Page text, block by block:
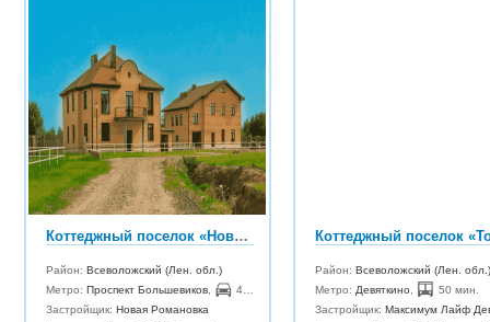
Коттеджный поселок «Новая Романовка»
Район:Всеволожский (Лен. обл.)
Метро: Проспект Большевиков
40 мин.
Застройщик:Новая Романовка
Район: Всеволожский (Лен. обл.)
Метро: Девяткино
50 мин.
Застройщик: Максимум Лайф